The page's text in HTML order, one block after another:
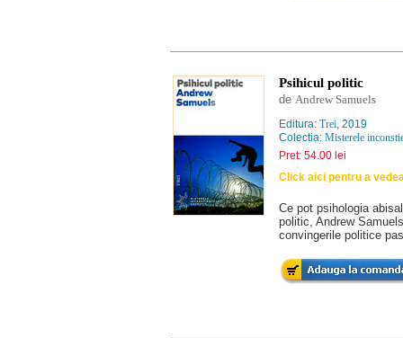
Psihicul politic
de Andrew Samuels
Editura: Trei, 2019
Colectia: Misterele
Pret: 54.00 lei
Click aici pentru a
Ce pot psihologia
politic, Andrew
convingerile politice